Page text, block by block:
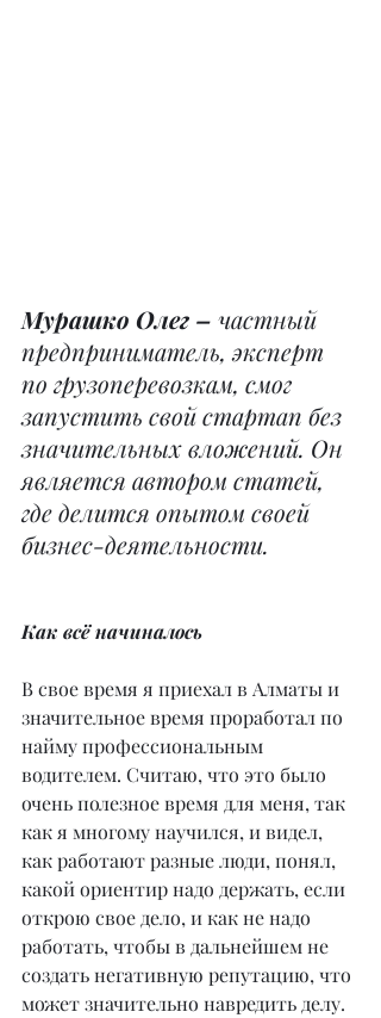
Мурашко Олег – частный
предприниматель, эксперт
по грузоперевозкам, смог
запустить свой стартап без
значительных вложений. Он
является автором статей,
где делится опытом своей
бизнес-деятельности.
Как всё начиналось
В свое время я приехал в Алматы и
значительное время проработал по
найму профессиональным
водителем. Считаю, что это было
очень полезное время для меня, так
как я многому научился, и видел,
как работают разные люди, понял,
какой ориентир надо держать, если
открою свое дело, и как не надо
работать, чтобы в дальнейшем не
создать негативную репутацию, что
может значительно навредить делу.